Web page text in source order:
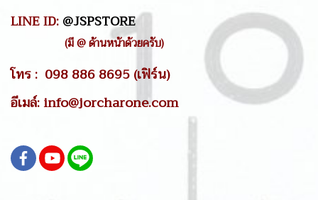
LINE ID:@JSPSTORE
(มี @ ด้านหน้าด้วยครับ)
โทร : 098 886 8695 (เฟิร์น)
อีเมล์: info@jorcharone.com